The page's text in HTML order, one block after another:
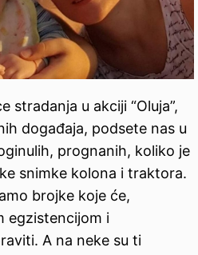
stradanja u akciji “Oluja”,
događaja, podsete nas u
prognanih, koliko je
snimke kolona i traktora.
brojke koje će,
egzistencijom i
A na neke su ti